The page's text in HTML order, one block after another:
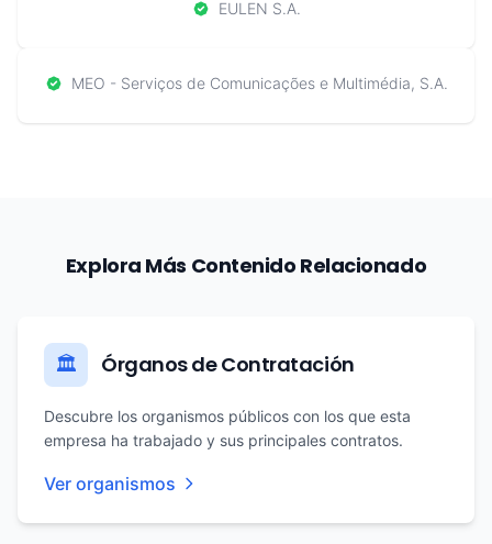
EULEN S.A.
MEO - Serviços de Comunicações e Multimédia, S.A.
Explora Más Contenido Relacionado
🏛️ Órganos de Contratación
Descubre los organismos públicos con los que esta
empresa ha trabajado y sus principales contratos.
Ver organismos